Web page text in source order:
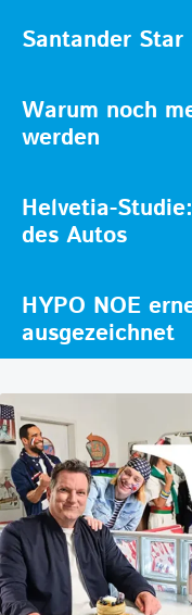
Santander
Warum noch
werden
Helvetia-
des Autos
HYPO NOE
ausgezeichnet